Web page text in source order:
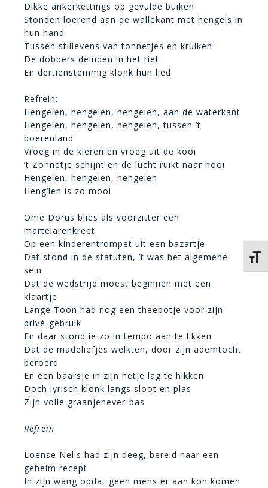
Dikke ankerkettings op gevulde buiken
Stonden loerend aan de wallekant met hengels in
hun hand
Tussen stillevens van tonnetjes en kruiken
De dobbers deinden in het riet
En dertienstemmig klonk hun lied
Refrein:
Hengelen, hengelen, hengelen, aan de waterkant
Hengelen, hengelen, hengelen, tussen ’t
boerenland
Vroeg in de kleren en vroeg uit de kooi
’t Zonnetje schijnt en de lucht ruikt naar hooi
Hengelen, hengelen, hengelen
Heng’len is zo mooi
Ome Dorus blies als voorzitter een
martelarenkreet
Op een kinderentrompet uit een bazartje
Dat stond in de statuten, ’t was het algemene
sein
Dat de wedstrijd moest beginnen met een
klaartje
Lange Toon had nog een theepotje voor zijn
privé-gebruik
En daar stond ie zo in tempo aan te likken
Dat de madeliefjes welkten, door zijn ademtocht
beroerd
En een baarsje in zijn netje lag te hikken
Doch lyrisch klonk langs sloot en plas
Zijn volle graanjenever-bas
Refrein
Loense Nelis had zijn deeg, bereid naar een
geheim recept
In zijn wang opdat geen mens er aan kon komen